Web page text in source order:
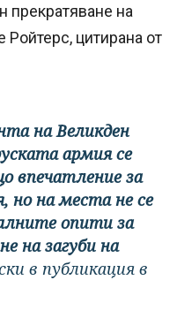
прекратяване на
цитирана от
на Великден
армия се
впечатление за
но на места не се
опити за
на загуби на
в публикация в